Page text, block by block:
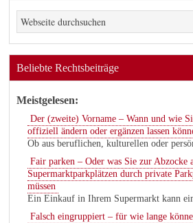
Beliebte Rechtsbeiträge
Meistgelesen:
Der (zweite) Vorname – Wann und wie
offiziell ändern oder ergänzen lassen
Ob aus beruflichen, kulturellen oder
Fair parken – Oder was Sie zur Abzocke
Supermarktparkplätzen durch private
müssen
Ein Einkauf in Ihrem Supermarkt kann
Falsch eingruppiert – für wie lange